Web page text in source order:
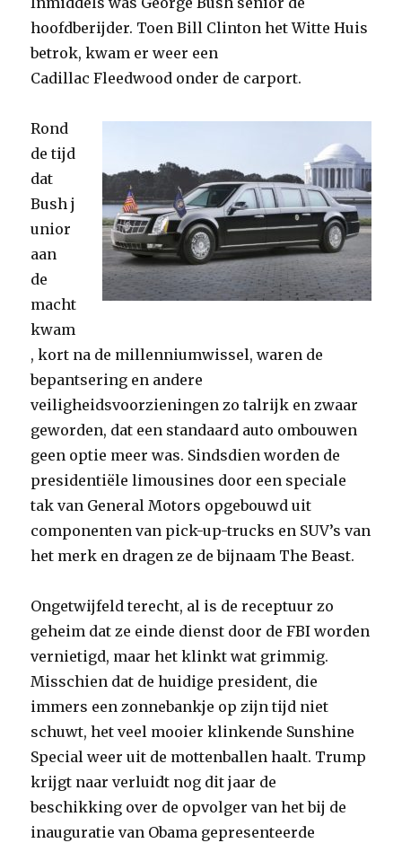
hoofdberijder. Toen Bill Clinton het Witte Huis
betrok, kwam er weer een
Cadillac Fleedwood onder de carport.
Rond
de tijd
dat
Bush j
unior
aan
de
macht
kwam
, kort na de millenniumwissel, waren de
bepantsering en andere
veiligheidsvoorzieningen zo talrijk en zwaar
geworden, dat een standaard auto ombouwen
geen optie meer was. Sindsdien worden de
presidentiële limousines door een speciale
tak van General Motors opgebouwd uit
componenten van pick-up-trucks en SUV’s van
het merk en dragen ze de bijnaam The Beast.
Ongetwijfeld terecht, al is de receptuur zo
geheim dat ze einde dienst door de FBI worden
vernietigd, maar het klinkt wat grimmig.
Misschien dat de huidige president, die
immers een zonnebankje op zijn tijd niet
schuwt, het veel mooier klinkende Sunshine
Special weer uit de mottenballen haalt. Trump
krijgt naar verluidt nog dit jaar de
beschikking over de opvolger van het bij de
inauguratie van Obama gepresenteerde